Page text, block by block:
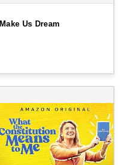
Make Us Dream